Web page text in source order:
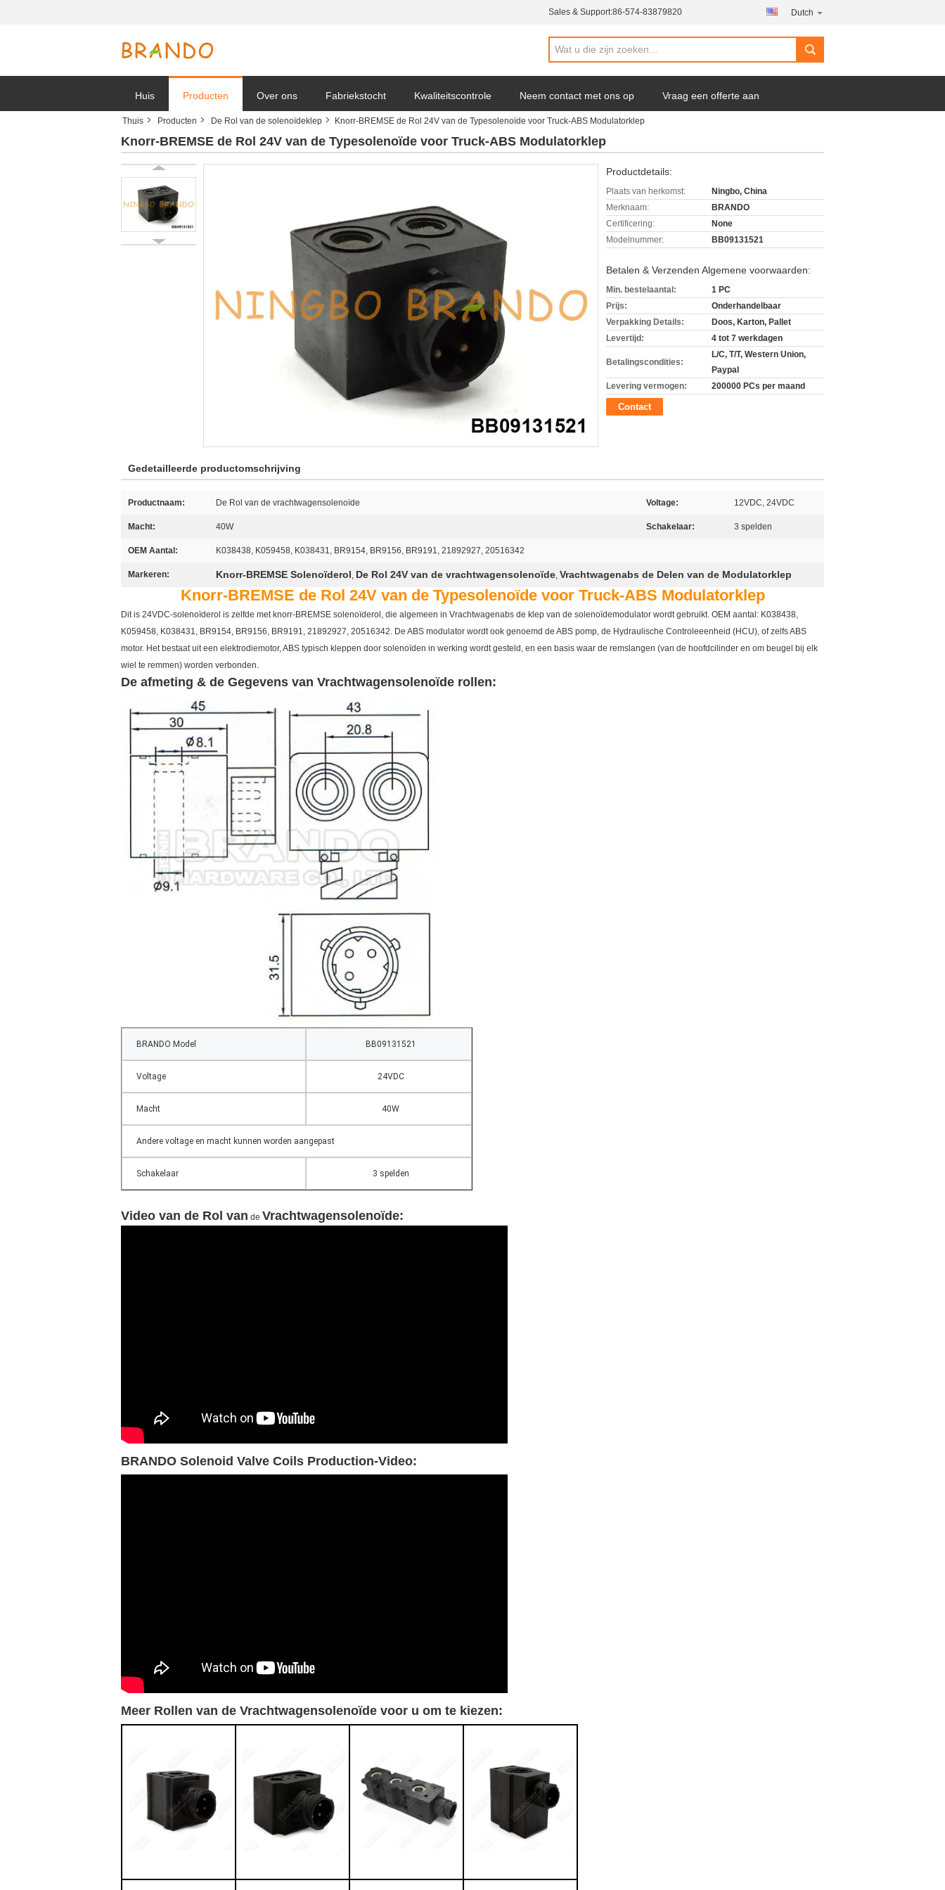
Sales & Support:86-574-83879820 Dutch
Huis Producten Over ons Fabriekstocht Kwaliteitscontrole Neem contact met ons op Vraag een offerte aan
Bedrijfnieuws
Thuis Producten De Rol van de solenoïdeklep Knorr-BREMSE de Rol 24V van de Typesolenoïde voor Truck-ABS Modulatorklep
Knorr-BREMSE de Rol 24V van de Typesolenoïde voor Truck-ABS Modulatorklep
Productdetails:
Plaats van herkomst:
Ningbo, China
Merknaam:
BRANDO
Certificering:
None
Modelnummer:
BB09131521
Betalen & Verzenden Algemene voorwaarden:
Min. bestelaantal:
1 PC
Prijs:
Onderhandelbaar
Verpakking Details:
Doos, Karton, Pallet
Levertijd:
4 tot 7 werkdagen
Betalingscondities:
L/C, T/T, Western Union,
Paypal
Levering vermogen:
200000 PCs per maand
Contact
Gedetailleerde productomschrijving
Productnaam: De Rol van de vrachtwagensolenoïde Voltage: 12VDC, 24VDC
Macht: 40W Schakelaar: 3 spelden
OEM Aantal: K038438, K059458, K038431, BR9154, BR9156, BR9191, 21892927, 20516342
Markeren: Knorr-BREMSE Solenoïderol, De Rol 24V van de vrachtwagensolenoïde, Vrachtwagenabs de Delen van de Modulatorklep
Knorr-BREMSE de Rol 24V van de Typesolenoïde voor Truck-ABS Modulatorklep
Dit is 24VDC-solenoïderol is zelfde met knorr-BREMSE solenoïderol, die algemeen in Vrachtwagenabs de klep van de solenoïdemodulator wordt gebruikt. OEM aantal: K038438,
K059458, K038431, BR9154, BR9156, BR9191, 21892927, 20516342. De ABS modulator wordt ook genoemd de ABS pomp, de Hydraulische Controleeenheid (HCU), of zelfs ABS
motor. Het bestaat uit een elektrodiemotor, ABS typisch kleppen door solenoïden in werking wordt gesteld, en een basis waar de remslangen (van de hoofdcilinder en om beugel bij elk
wiel te remmen) worden verbonden.
De afmeting & de Gegevens van Vrachtwagensolenoïde rollen:
BRANDO Model BB09131521
Voltage 24VDC
Macht 40W
Andere voltage en macht kunnen worden aangepast
Schakelaar 3 spelden
Video van de Rol van de Vrachtwagensolenoïde:
BRANDO Solenoid Valve Coils Production-Video:
Meer Rollen van de Vrachtwagensolenoïde voor u om te kiezen: